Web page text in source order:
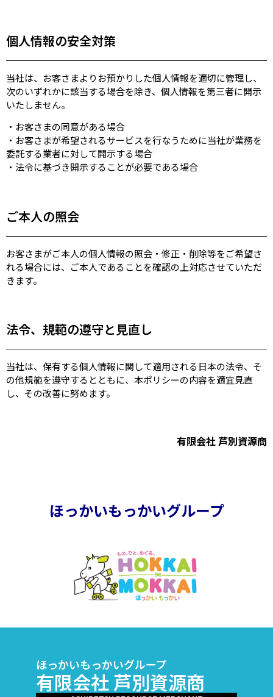
個人情報の安全対策
当社は、お客さまよりお預かりした個人情報を適切に管理し、
次のいずれかに該当する場合を除き、個人情報を第三者に開示
いたしません。
・お客さまの同意がある場合
・お客さまが希望されるサービスを行なうために当社が業務を
委託する業者に対して開示する場合
・法令に基づき開示することが必要である場合
ご本人の照会
お客さまがご本人の個人情報の照会・修正・削除等をご希望さ
れる場合には、ご本人であることを確認の上対応させていただ
きます。
法令、規範の遵守と見直し
当社は、保有する個人情報に関して適用される日本の法令、そ
の他規範を遵守するとともに、本ポリシーの内容を適宜見直
し、その改善に努めます。
有限会社 芦別資源商
ほっかいもっかいグループ
ほっかいもっかいグループ
有限会社芦別資源商